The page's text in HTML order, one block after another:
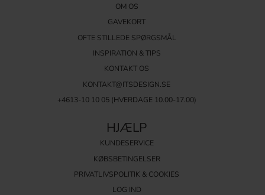
OM OS
GAVEKORT
OFTE STILLEDE SPØRGSMÅL
INSPIRATION & TIPS
KONTAKT OS
KONTAKT@ITSDESIGN.SE
+4613-10 10 05 (HVERDAGE 10.00-17.00)
HJÆLP
KUNDESERVICE
KØBSBETINGELSER
PRIVATLIVSPOLITIK & COOKIES
LOG IND